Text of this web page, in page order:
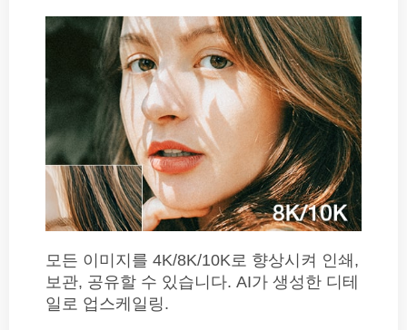
모든 이미지를 4K/8K/10K로 향상시켜 인쇄,
보관, 공유할 수 있습니다. AI가 생성한 디테
일로 업스케일링.